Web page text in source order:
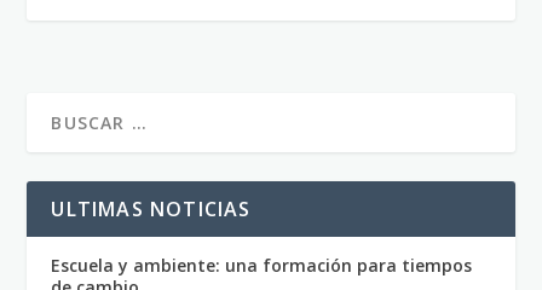
ULTIMAS NOTICIAS
Escuela y ambiente: una formación para tiempos